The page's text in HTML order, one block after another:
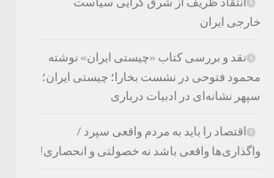
خارجی ایران
نقد و بررسی کتاب «چیستی ایران» نوشته
محمود فتوحی در نشست بخارا؛ چیستی ایران؛
سپهر نشانه‌ای در ادبیات درباری
اقتصاد را باید به مردم واقعی سپرد /
واگذاری‌ها واقعی باشد نه خصولتی و انحصاری!